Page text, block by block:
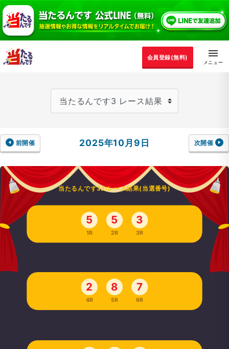
会員登録(無料)
前開催 2025年10月9日 次開催
当たるんです3のレース結果(当選番号)
5
1R
5
2R
3
3R
2
4R
8
5R
7
6R